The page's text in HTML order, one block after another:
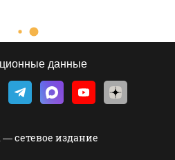
данные
— сетевое издание